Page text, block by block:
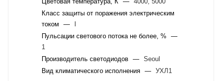
Класс защиты от поражения электрическим
током
—
Пульсации светового потока не более, %
—
1
Производитель светодиодов — Seoul
Вид климатического исполнения — УХЛ1